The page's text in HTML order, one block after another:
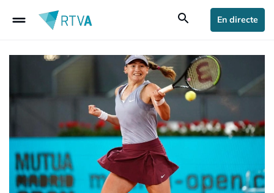
drag_handle search En directe